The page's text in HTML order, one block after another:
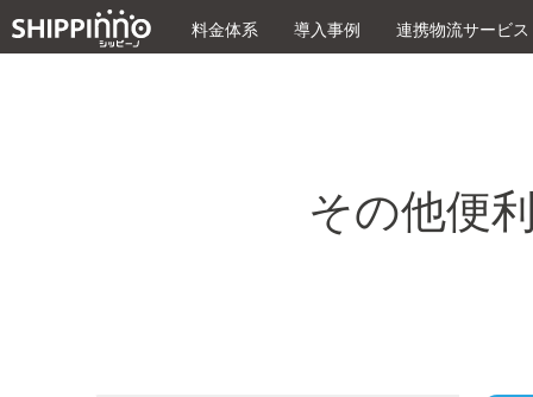
料金体系 導入事例 連携物流サービス
その他便